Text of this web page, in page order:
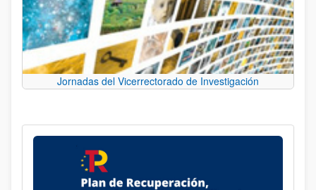
Jornadas del Vicerrectorado de Investigación